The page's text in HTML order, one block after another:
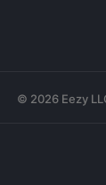
© 2026 Eezy